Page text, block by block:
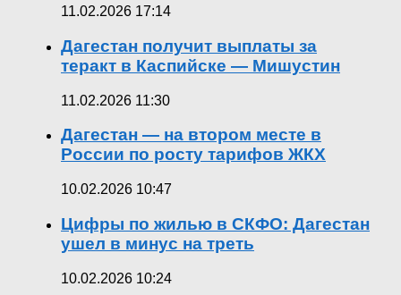
11.02.2026 17:14
Дагестан получит выплаты за
теракт в Каспийске — Мишустин
11.02.2026 11:30
Дагестан — на втором месте в
России по росту тарифов ЖКХ
10.02.2026 10:47
Цифры по жилью в СКФО: Дагестан
ушел в минус на треть
10.02.2026 10:24